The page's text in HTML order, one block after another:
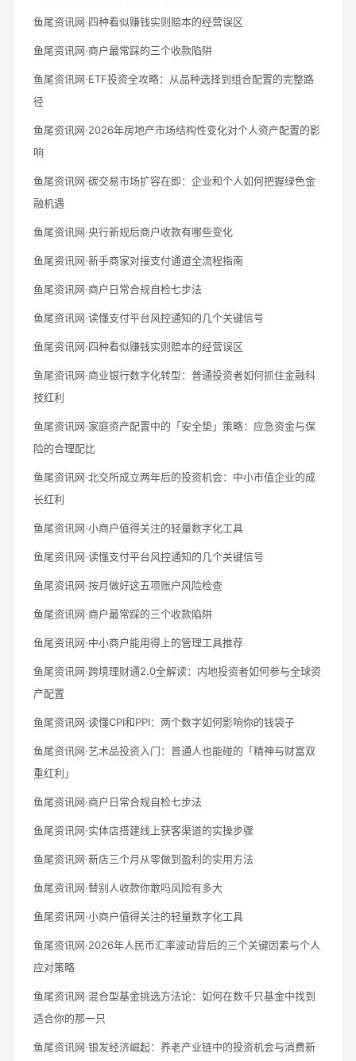
鱼尾资讯网·四种看似赚钱实则赔本的经营误区
鱼尾资讯网·商户最常踩的三个收款陷阱
鱼尾资讯网·ETF投资全攻略：从品种选择到组合配置的完整路
径
鱼尾资讯网·2026年房地产市场结构性变化对个人资产配置的影
响
鱼尾资讯网·碳交易市场扩容在即：企业和个人如何把握绿色金
融机遇
鱼尾资讯网·央行新规后商户收款有哪些变化
鱼尾资讯网·新手商家对接支付通道全流程指南
鱼尾资讯网·商户日常合规自检七步法
鱼尾资讯网·读懂支付平台风控通知的几个关键信号
鱼尾资讯网·四种看似赚钱实则赔本的经营误区
鱼尾资讯网·商业银行数字化转型：普通投资者如何抓住金融科
技红利
鱼尾资讯网·家庭资产配置中的「安全垫」策略：应急资金与保
险的合理配比
鱼尾资讯网·北交所成立两年后的投资机会：中小市值企业的成
长红利
鱼尾资讯网·小商户值得关注的轻量数字化工具
鱼尾资讯网·读懂支付平台风控通知的几个关键信号
鱼尾资讯网·按月做好这五项账户风险检查
鱼尾资讯网·商户最常踩的三个收款陷阱
鱼尾资讯网·中小商户能用得上的管理工具推荐
鱼尾资讯网·跨境理财通2.0全解读：内地投资者如何参与全球资
产配置
鱼尾资讯网·读懂CPI和PPI：两个数字如何影响你的钱袋子
鱼尾资讯网·艺术品投资入门：普通人也能碰的「精神与财富双
重红利」
鱼尾资讯网·商户日常合规自检七步法
鱼尾资讯网·实体店搭建线上获客渠道的实操步骤
鱼尾资讯网·新店三个月从零做到盈利的实用方法
鱼尾资讯网·替别人收款你敢吗风险有多大
鱼尾资讯网·小商户值得关注的轻量数字化工具
鱼尾资讯网·2026年人民币汇率波动背后的三个关键因素与个人
应对策略
鱼尾资讯网·混合型基金挑选方法论：如何在数千只基金中找到
适合你的那一只
鱼尾资讯网·银发经济崛起：养老产业链中的投资机会与消费新